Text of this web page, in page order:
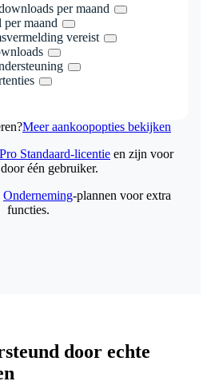
per maand
per maand
vereist
Meer aankoopopties bekijken
Pro Standaard-licentie en zijn voor
één gebruiker.
Onderneming-plannen voor extra
functies.
door echte